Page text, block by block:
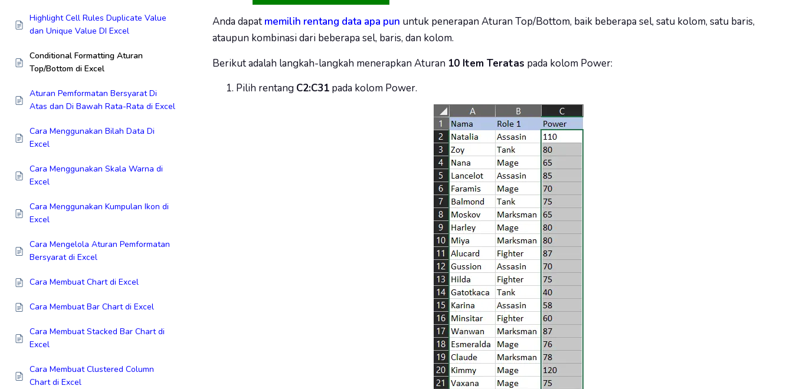
Highlight Cell Rules Duplicate Value
dan Unique Value DI Excel
Conditional Formatting Aturan
Top/Bottom di Excel
Aturan Pemformatan Bersyarat Di
Atas dan Di Bawah Rata-Rata di Excel
Cara Menggunakan Bilah Data Di
Excel
Cara Menggunakan Skala Warna di
Excel
Cara Menggunakan Kumpulan Ikon di
Excel
Cara Mengelola Aturan Pemformatan
Bersyarat di Excel
Cara Membuat Chart di Excel
Cara Membuat Bar Chart di Excel
Cara Membuat Stacked Bar Chart di
Excel
Cara Membuat Clustered Column
Chart di Excel
Anda dapat memilih rentang data apa pun untuk penerapan Aturan Top/Bottom, baik beberapa sel, satu kolom, satu baris,
ataupun kombinasi dari beberapa sel, baris, dan kolom.
Berikut adalah langkah-langkah menerapkan Aturan 10 Item Teratas pada kolom Power:
Pilih rentang C2:C31pada kolom Power.